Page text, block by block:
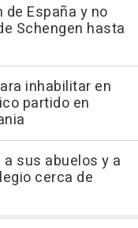
España y no
Schengen hasta
inhabilitar en
partido en
sus abuelos y a
cerca de